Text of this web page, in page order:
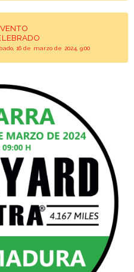
16 de marzo de 2024, 9:00